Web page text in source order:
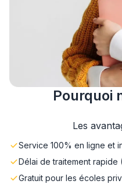
Pourquoi
Les
Service 100% en ligne et
Délai de traitement rapide
Gratuit pour les écoles